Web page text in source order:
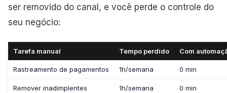
ser removido do canal, e você perde o controle do
seu negócio:
Tarefa manual Tempo perdido Com
Rastreamento de pagamentos 1h/semana 0 min
Remover inadimplentes 1h/semana 0 min